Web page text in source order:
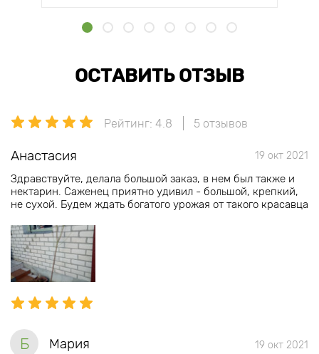
ОСТАВИТЬ ОТЗЫВ
Рейтинг: 4.8 5 отзывов
Анастасия 19 окт 2021
Здравствуйте, делала большой заказ, в нем был также и
нектарин. Саженец приятно удивил - большой, крепкий,
не сухой. Будем ждать богатого урожая от такого красавца
Б Мария 19 окт 2021